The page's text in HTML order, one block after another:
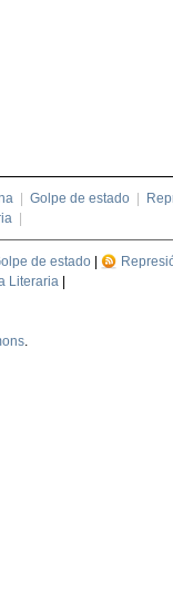
| Golpe de estado |
|
de estado |
Literaria |